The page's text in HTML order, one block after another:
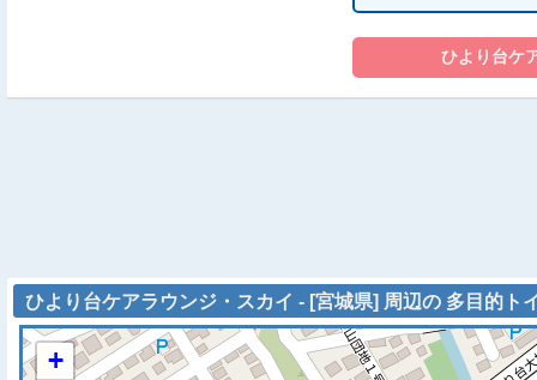
ひより台ケアラウンジ・スカイ - [宮城県] 周辺の 多目的ト
+